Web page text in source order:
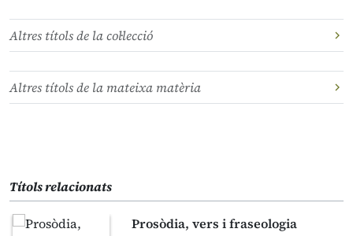
Altres títols de la col·lecció
Altres títols de la mateixa matèria
Títols relacionats
Prosòdia, vers i fraseologia